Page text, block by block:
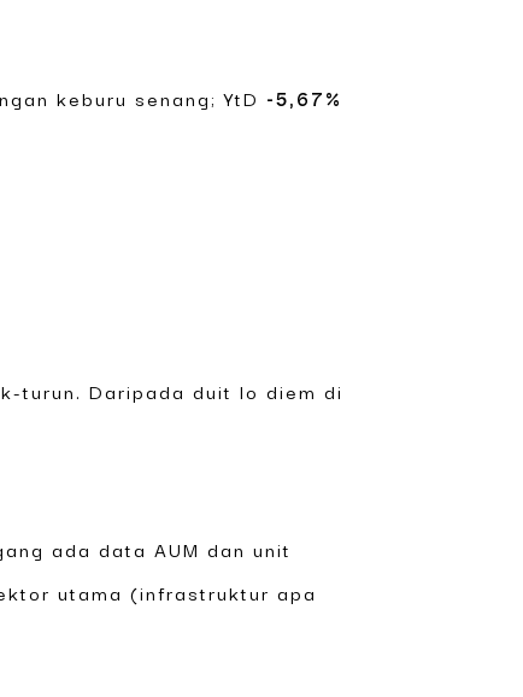
keburu senang; YtD -5,67%
turun. Daripada duit lo diem di
ada data AUM dan unit
utama (infrastruktur apa